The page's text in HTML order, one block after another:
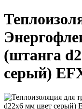
(штанга
серый)